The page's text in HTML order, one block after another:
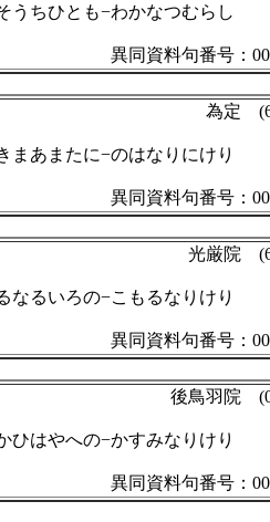
うちひとも−わかなつむらし
異同資料句番号：
為定
まあまたに−のはなりにけり
異同資料句番号：
光厳院
なるいろの−こもるなりけり
異同資料句番号：
後鳥羽院
ひはやへの−かすみなりけり
異同資料句番号：